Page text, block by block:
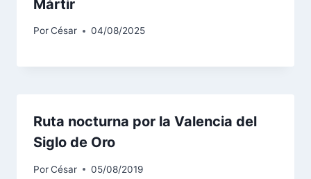
Mártir
PorCésar 04/08/2025
Ruta nocturna por la Valencia del
Siglo de Oro
PorCésar 05/08/2019